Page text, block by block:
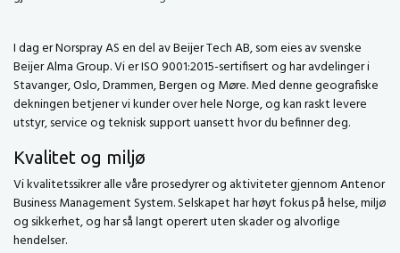
I dag er Norspray AS en del av Beijer Tech AB, som eies av svenske
Beijer Alma Group. Vi er ISO 9001:2015-sertifisert og har avdelinger i
Stavanger, Oslo, Drammen, Bergen og Møre. Med denne geografiske
dekningen betjener vi kunder over hele Norge, og kan raskt levere
utstyr, service og teknisk support uansett hvor du befinner deg.
Kvalitet og miljø
Vi kvalitetssikrer alle våre prosedyrer og aktiviteter gjennom Antenor
Business Management System. Selskapet har høyt fokus på helse, miljø
og sikkerhet, og har så langt operert uten skader og alvorlige
hendelser.